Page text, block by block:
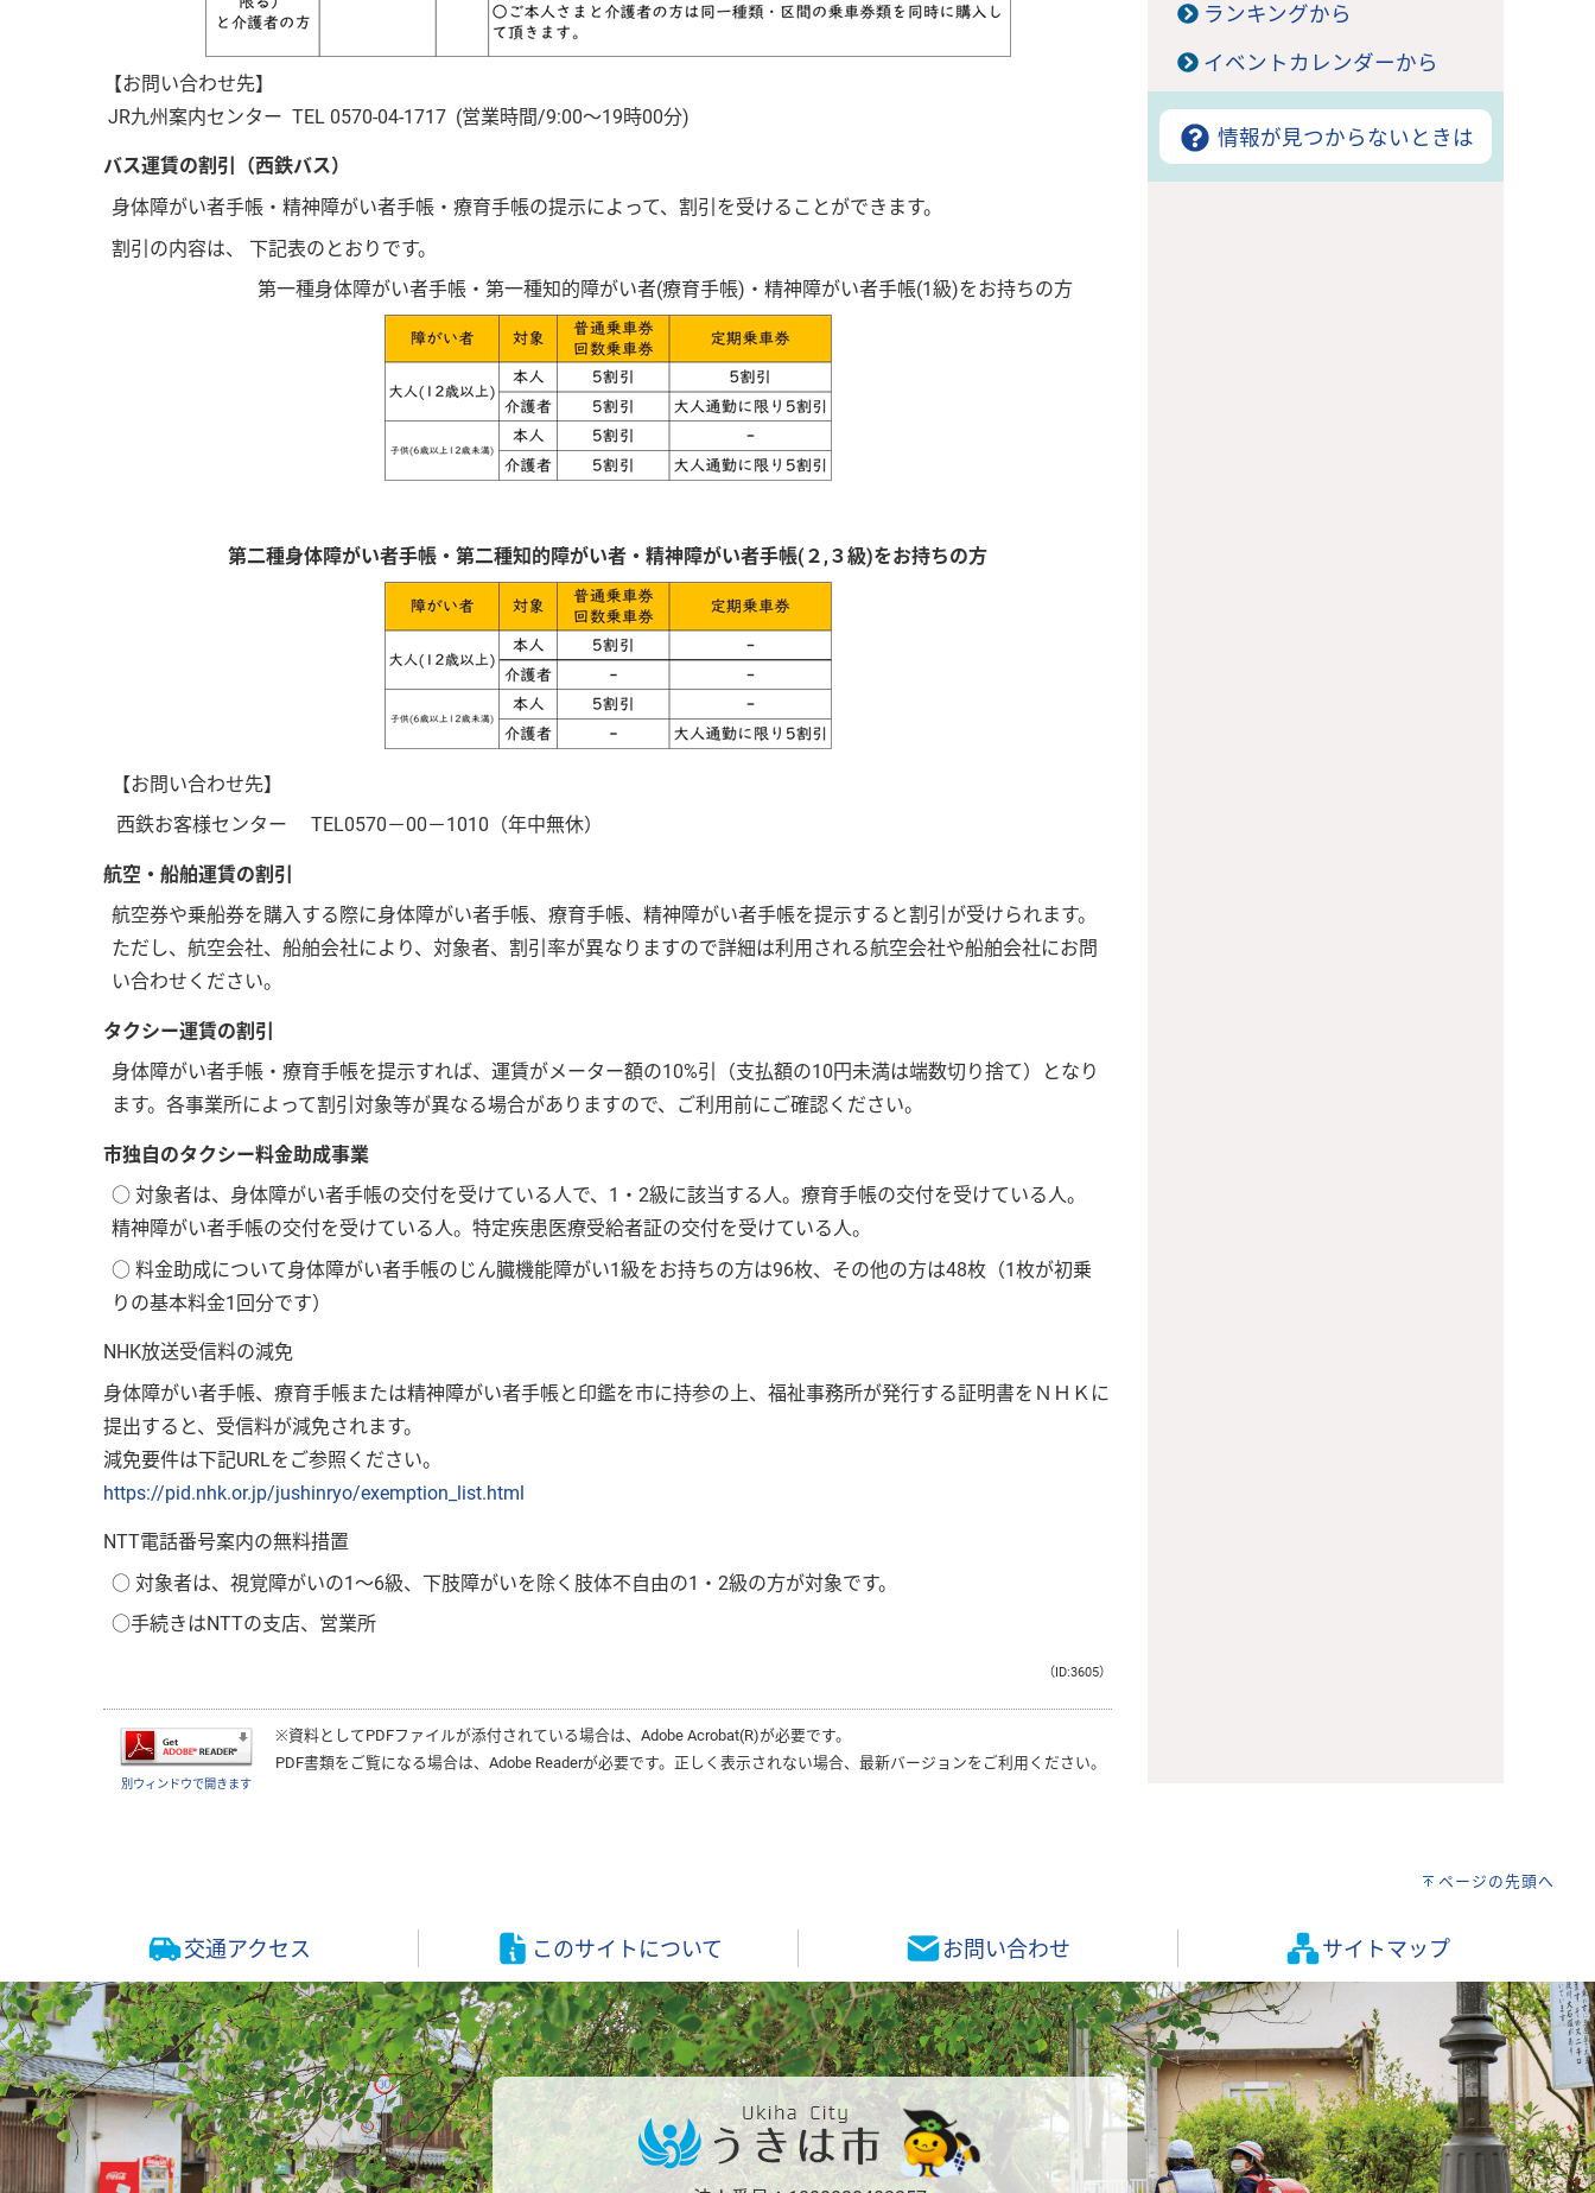
【お問い合わせ先】
JR九州案内センター TEL 0570-04-1717 (営業時間/9:00～19時00分)
バス運賃の割引（西鉄バス）
身体障がい者手帳・精神障がい者手帳・療育手帳の提示によって、割引を受けることができます。
割引の内容は、 下記表のとおりです。
第一種身体障がい者手帳・第一種知的障がい者(療育手帳)・精神障がい者手帳(1級)をお持ちの方
第二種身体障がい者手帳・第二種知的障がい者・精神障がい者手帳(２,３級)をお持ちの方
【お問い合わせ先】
西鉄お客様センター TEL0570－00－1010（年中無休）
航空・船舶運賃の割引
航空券や乗船券を購入する際に身体障がい者手帳、療育手帳、精神障がい者手帳を提示すると割引が受けられます。
ただし、航空会社、船舶会社により、対象者、割引率が異なりますので詳細は利用される航空会社や船舶会社にお問
い合わせください。
タクシー運賃の割引
身体障がい者手帳・療育手帳を提示すれば、運賃がメーター額の10%引（支払額の10円未満は端数切り捨て）となり
ます。各事業所によって割引対象等が異なる場合がありますので、ご利用前にご確認ください。
市独自のタクシー料金助成事業
○ 対象者は、身体障がい者手帳の交付を受けている人で、1・2級に該当する人。療育手帳の交付を受けている人。
精神障がい者手帳の交付を受けている人。特定疾患医療受給者証の交付を受けている人。
○ 料金助成について身体障がい者手帳のじん臓機能障がい1級をお持ちの方は96枚、その他の方は48枚（1枚が初乗
りの基本料金1回分です）
NHK放送受信料の減免
身体障がい者手帳、療育手帳または精神障がい者手帳と印鑑を市に持参の上、福祉事務所が発行する証明書をＮＨＫに
提出すると、受信料が減免されます。
減免要件は下記URLをご参照ください。
https://pid.nhk.or.jp/jushinryo/exemption_list.html
NTT電話番号案内の無料措置
○ 対象者は、視覚障がいの1～6級、下肢障がいを除く肢体不自由の1・2級の方が対象です。
○手続きはNTTの支店、営業所
（ID:3605）
別ウィンドウで開きます
※資料としてPDFファイルが添付されている場合は、 Adobe Acrobat(R)が必要です。
PDF書類をご覧になる場合は、 Adobe Readerが必要です。正しく表示されない場合、最新バージョンをご利用ください。
ランキングから
イベントカレンダーから
情報が見つからないときは
ページの先頭へ
交通アクセス このサイトについて お問い合わせ サイトマップ